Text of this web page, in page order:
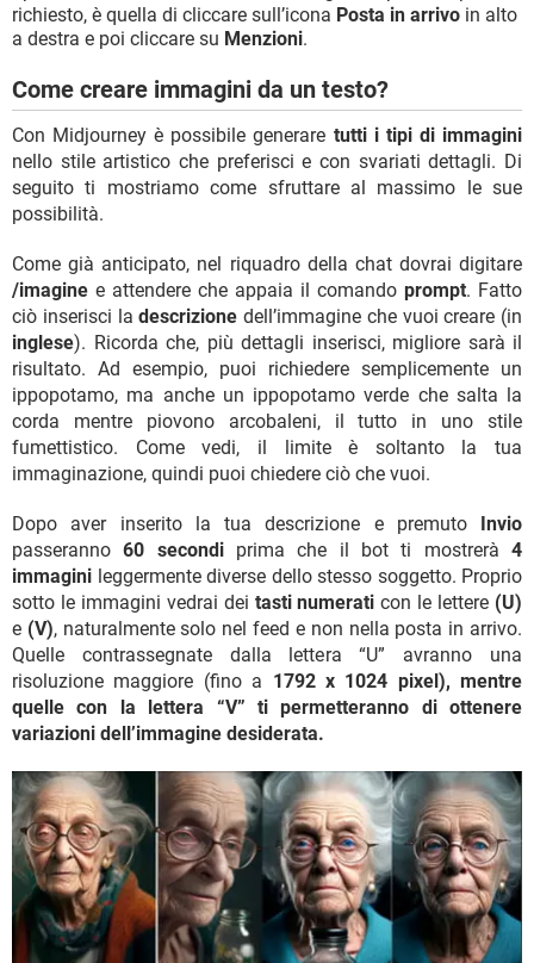
richiesto, è quella di cliccare sull’icona Posta in arrivo in alto
a destra e poi cliccare su Menzioni.
Come creare immagini da un testo?
Con Midjourney è possibile generare tutti i tipi di immagini
nello stile artistico che preferisci e con svariati dettagli. Di
seguito ti mostriamo come sfruttare al massimo le sue
possibilità.
Come già anticipato, nel riquadro della chat dovrai digitare
/imagine e attendere che appaia il comando prompt. Fatto
ciò inserisci ladescrizione dell’immagine che vuoi creare (in
inglese). Ricorda che, più dettagli inserisci, migliore sarà il
risultato. Ad esempio, puoi richiedere semplicemente un
ippopotamo, ma anche un ippopotamo verde che salta la
corda mentre piovono arcobaleni, il tutto in uno stile
fumettistico. Come vedi, il limite è soltanto la tua
immaginazione, quindi puoi chiedere ciò che vuoi.
Dopo aver inserito la tua descrizione e premuto
Invio
passeranno60 secondiprima che il bot ti mostrerà4
immagini leggermente diverse dello stesso soggetto. Proprio
sotto le immagini vedrai dei tasti numerati con le lettere (U)
e (V), naturalmente solo nel feed e non nella posta in arrivo.
Quelle contrassegnate dalla lettera “U” avranno una
risoluzione maggiore (fino a 1792 x 1024 pixel), mentre
quelle con la lettera “V” ti permetteranno di ottenere
variazioni dell’immagine desiderata.